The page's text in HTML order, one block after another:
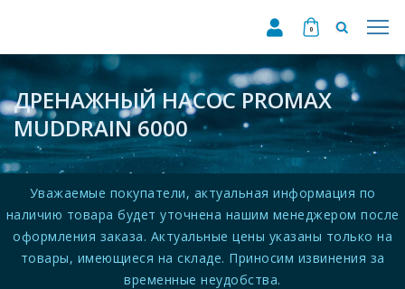
0
ДРЕНАЖНЫЙ НАСОС PROMAX
MUDDRAIN 6000
Уважаемые покупатели, актуальная информация по
наличию товара будет уточнена нашим менеджером после
оформления заказа. Актуальные цены указаны только на
товары, имеющиеся на складе. Приносим извинения за
временные неудобства.